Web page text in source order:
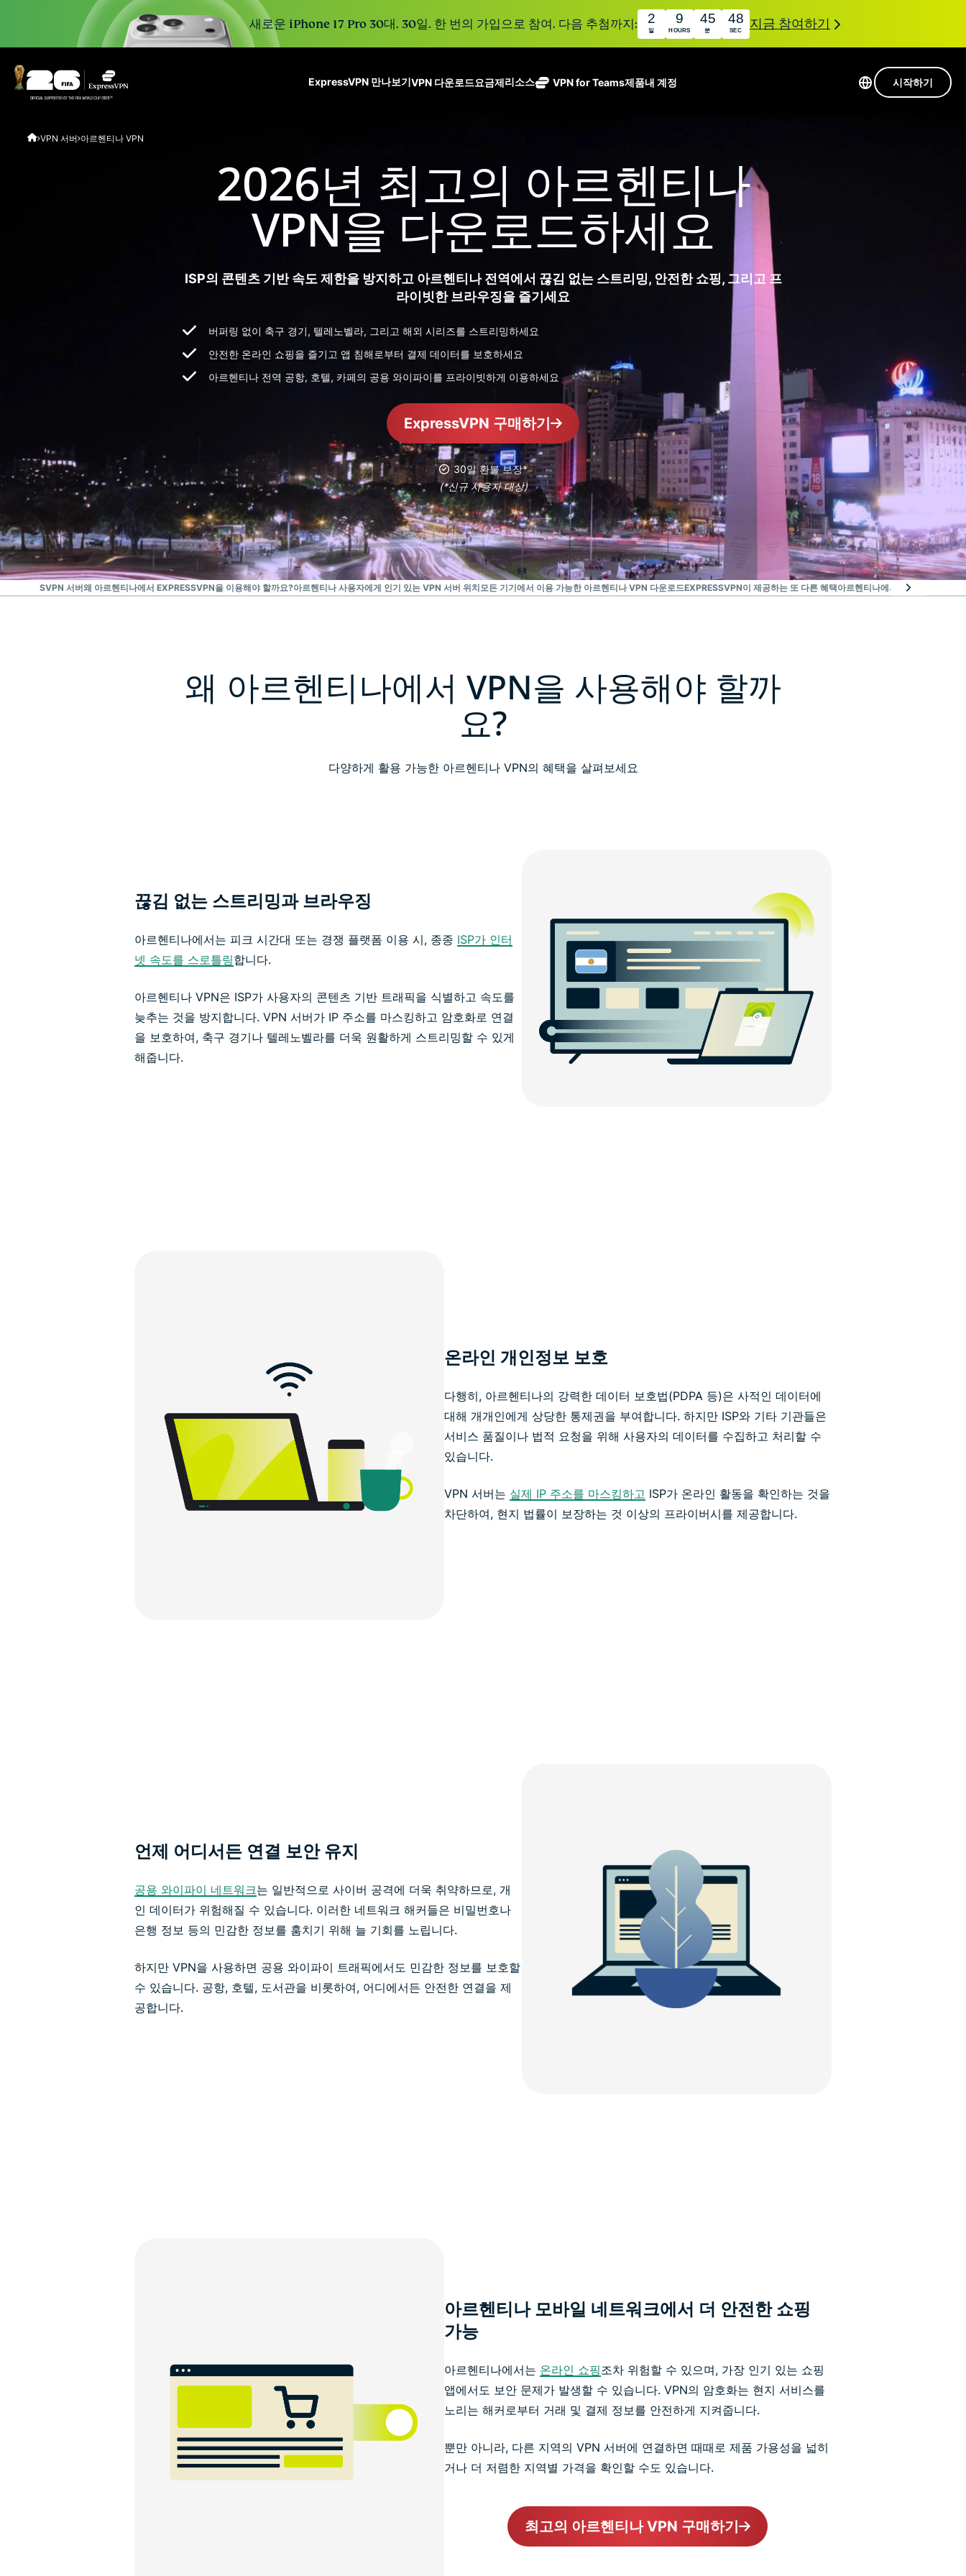
새로운 iPhone 17 Pro 30대. 30일. 한 번의 가입으로 참여. 다음 추첨까지: 2
일
9
HOURS
45
분
47
SEC 지금 참여하기
ExpressVPN 만나보기
안전하게 이용하는 온라인 서비스
게임용 VPN
모든 기능 살펴보기
ExpressVPN 소개
하나의 구독으로 종합적인 첨단 개인정보 보호 및 보안 도구를 이용해 보
세요. 완벽한 작동으로 더욱 탁월한 디지털 라이프를 선사합니다.
모든 제품 보기
VPN 다운로드
Linux NEW
요금제리소스
VPN 사용 방법
VPN 암호화 정보
VPN for Teams제품
scale.
입니다.
ExpressKeys
안전한 비밀번
호 관리와 다중
인증 등을 제공
합니다.
ExpressAI
컨피덴셜 컴퓨
팅으로 구동되
어 프라이버시
능을 선사하는
최초의 소비자
Identity
강력한 ID 보
호, 모니터링,
다.
holiday.com
eSIM
150개 이상의
지역에서 사용
가능한 무료
Award-
winning
antivirus,
firewall,
system tools,
내 계정 시작하기
VPN 서버 아르헨티나 VPN
2026년 최고의 아르헨티나
VPN을 다운로드하세요
ISP의 콘텐츠 기반 속도 제한을 방지하고 아르헨티나 전역에서 끊김 없는 스트리밍, 안전한 쇼핑, 그리고 프
라이빗한 브라우징을 즐기세요
버퍼링 없이 축구 경기, 텔레노벨라, 그리고 해외 시리즈를 스트리밍하세요
안전한 온라인 쇼핑을 즐기고 앱 침해로부터 결제 데이터를 보호하세요
아르헨티나 전역 공항, 호텔, 카페의 공용 와이파이를 프라이빗하게 이용하세요
ExpressVPN 구매하기
30일 환불 보장*
(*신규 사용자 대상)
EXPRESSVPN 서버왜 아르헨티나에서 EXPRESSVPN을 이용해야 할까요?아르헨티나 사용자에게 인기 있는 VPN 서버 위치모든 기기에서 이용 가능한 아르헨티나 VPN 다운로드EXPRESSVPN이 제공하는 또 다른 혜택아르헨티나에서 무료 VPN을 사
왜 아르헨티나에서 VPN을 사용해야 할까
요?
다양하게 활용 가능한 아르헨티나 VPN의 혜택을 살펴보세요
끊김 없는 스트리밍과 브라우징
아르헨티나에서는 피크 시간대 또는 경쟁 플랫폼 이용 시, 종종 ISP가 인터
넷 속도를 스로틀링합니다.
아르헨티나 VPN은 ISP가 사용자의 콘텐츠 기반 트래픽을 식별하고 속도를
늦추는 것을 방지합니다. VPN 서버가 IP 주소를 마스킹하고 암호화로 연결
을 보호하여, 축구 경기나 텔레노벨라를 더욱 원활하게 스트리밍할 수 있게
해줍니다.
온라인 개인정보 보호
다행히, 아르헨티나의 강력한 데이터 보호법(PDPA 등)은 사적인 데이터에
대해 개개인에게 상당한 통제권을 부여합니다. 하지만 ISP와 기타 기관들은
서비스 품질이나 법적 요청을 위해 사용자의 데이터를 수집하고 처리할 수
있습니다.
VPN 서버는 실제 IP 주소를 마스킹하고 ISP가 온라인 활동을 확인하는 것을
차단하여, 현지 법률이 보장하는 것 이상의 프라이버시를 제공합니다.
언제 어디서든 연결 보안 유지
공용 와이파이 네트워크는 일반적으로 사이버 공격에 더욱 취약하므로, 개
인 데이터가 위험해질 수 있습니다. 이러한 네트워크 해커들은 비밀번호나
은행 정보 등의 민감한 정보를 훔치기 위해 늘 기회를 노립니다.
하지만 VPN을 사용하면 공용 와이파이 트래픽에서도 민감한 정보를 보호할
수 있습니다. 공항, 호텔, 도서관을 비롯하여, 어디에서든 안전한 연결을 제
공합니다.
아르헨티나 모바일 네트워크에서 더 안전한 쇼핑
가능
아르헨티나에서는 온라인 쇼핑조차 위험할 수 있으며, 가장 인기 있는 쇼핑
앱에서도 보안 문제가 발생할 수 있습니다. VPN의 암호화는 현지 서비스를
노리는 해커로부터 거래 및 결제 정보를 안전하게 지켜줍니다.
뿐만 아니라, 다른 지역의 VPN 서버에 연결하면 때때로 제품 가용성을 넓히
거나 더 저렴한 지역별 가격을 확인할 수도 있습니다.
최고의 아르헨티나 VPN 구매하기